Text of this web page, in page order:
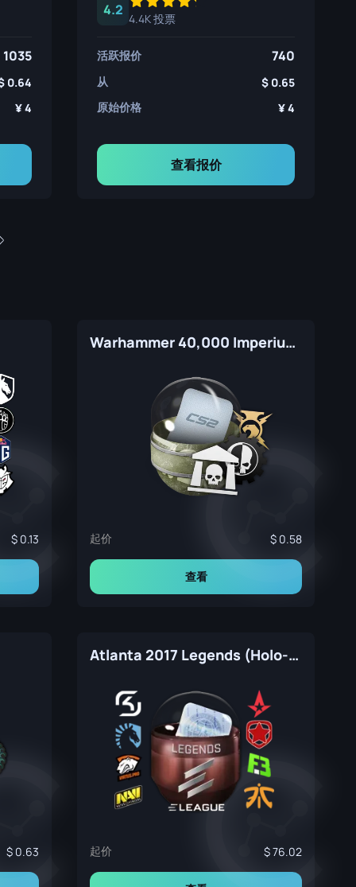
1035
0.64
4
4.2
4.4K 投票
活跃报价 740
从
0.65
原始价格
4
查看报价
0.13
Warhammer 40,000 Imperium Sticker Capsule
起价 0.58
查看
0.63
Atlanta 2017 Legends (Holo-Foil)
起价 76.02